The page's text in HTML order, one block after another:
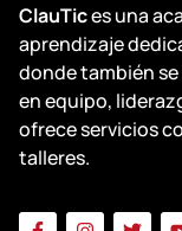
ClauTices una
aprendizaje
donde también
en equipo,
ofrece servicios
talleres.